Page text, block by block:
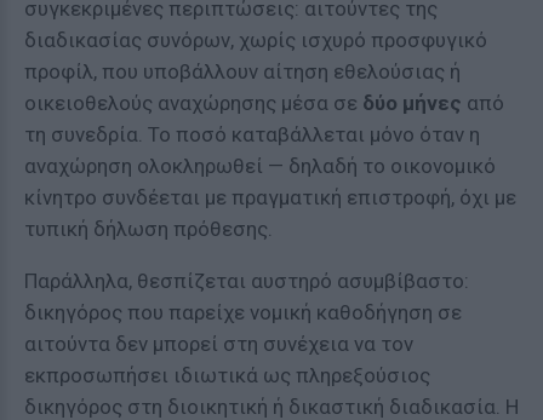
συγκεκριμένες περιπτώσεις: αιτούντες της
διαδικασίας συνόρων, χωρίς ισχυρό προσφυγικό
προφίλ, που υποβάλλουν αίτηση εθελούσιας ή
οικειοθελούς αναχώρησης μέσα σε δύο μήνες από
τη συνεδρία. Το ποσό καταβάλλεται μόνο όταν η
αναχώρηση ολοκληρωθεί — δηλαδή το οικονομικό
κίνητρο συνδέεται με πραγματική επιστροφή, όχι με
τυπική δήλωση πρόθεσης.
Παράλληλα, θεσπίζεται αυστηρό ασυμβίβαστο:
δικηγόρος που παρείχε νομική καθοδήγηση σε
αιτούντα δεν μπορεί στη συνέχεια να τον
εκπροσωπήσει ιδιωτικά ως πληρεξούσιος
δικηγόρος στη διοικητική ή δικαστική διαδικασία. Η